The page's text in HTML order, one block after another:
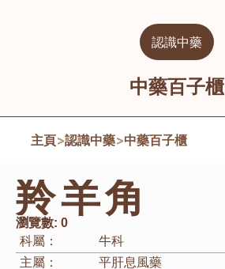
認識中藥
中藥百子櫃
主頁>認識中藥>中藥百子櫃
羚羊角
瀏覽數: 0
科屬：
牛科
主屬：
平肝息風藥